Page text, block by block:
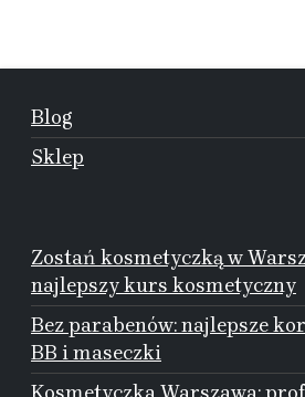
Blog
Sklep
Zostań kosmetyczką w
najlepszy kurs kosmetyczny
Bez parabenów: najlepsze
BB i maseczki